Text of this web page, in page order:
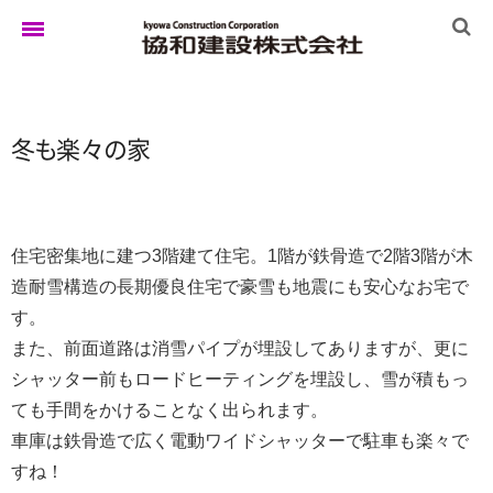
実例集
ブログ
イベント
冬も楽々の家
住宅密集地に建つ3階建て住宅。1階が鉄骨造で2階3階が木
造耐雪構造の長期優良住宅で豪雪も地震にも安心なお宅で
す。
また、前面道路は消雪パイプが埋設してありますが、更に
シャッター前もロードヒーティングを埋設し、雪が積もっ
ても手間をかけることなく出られます。
車庫は鉄骨造で広く電動ワイドシャッターで駐車も楽々で
すね！